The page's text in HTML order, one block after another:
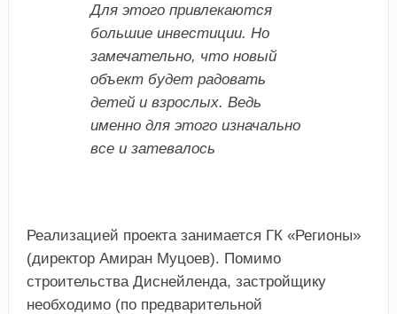
Для этого привлекаются
большие инвестиции. Но
замечательно, что новый
объект будет радовать
детей и взрослых. Ведь
именно для этого изначально
все и затевалось
Реализацией проекта занимается ГК «Регионы»
(директор Амиран Муцоев). Помимо
строительства Диснейленда, застройщику
необходимо (по предварительной